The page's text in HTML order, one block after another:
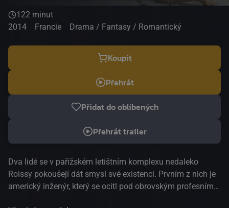
122 minut
2014
Francie Drama / Fantasy / Romantický
Koupit
Přehrát
Přidat do oblíbených
Přehrát trailer
Dva lidé se v pařížském letištním komplexu nedaleko
Roissy pokoušejí dát smysl své existenci. Prvním z nich je
americký inženýr, který se ocitl pod obrovským profesním a